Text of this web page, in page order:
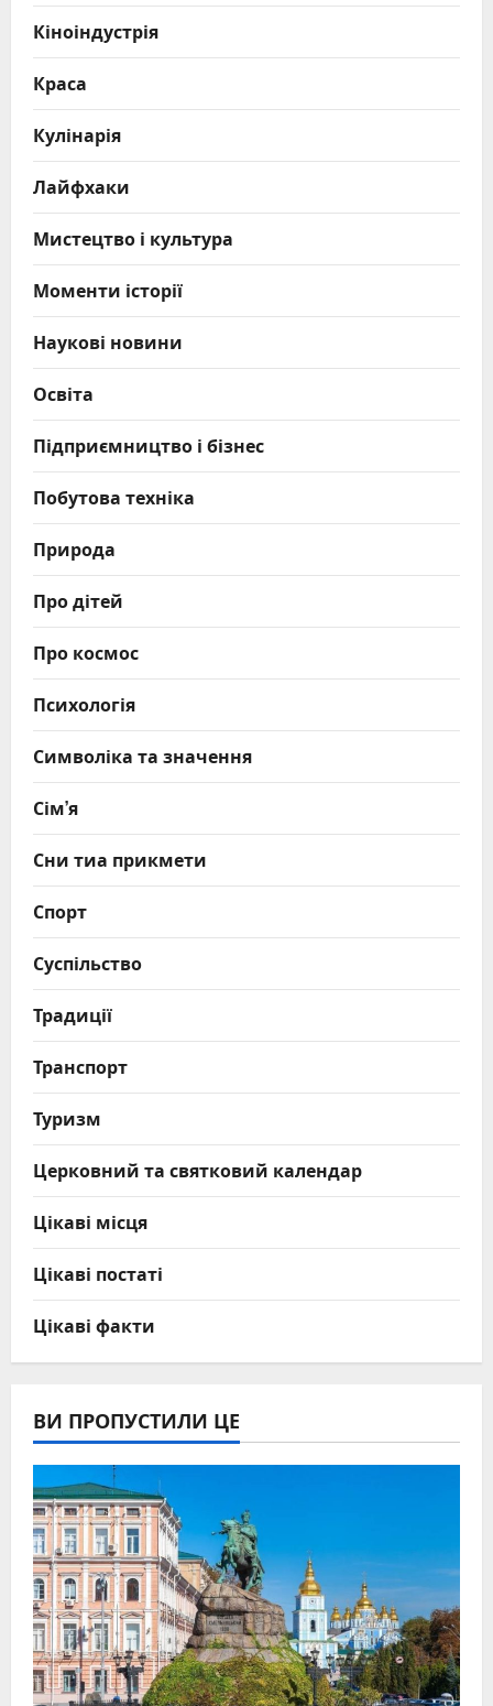
Кіноіндустрія
Краса
Кулінарія
Лайфхаки
Мистецтво і культура
Моменти історії
Наукові новини
Освіта
Підприємництво і бізнес
Побутова техніка
Природа
Про дітей
Про космос
Психологія
Символіка та значення
Сім’я
Сни тиа прикмети
Спорт
Суспільство
Традиції
Транспорт
Туризм
Церковний та святковий календар
Цікаві місця
Цікаві постаті
Цікаві факти
ВИ ПРОПУСТИЛИ ЦЕ